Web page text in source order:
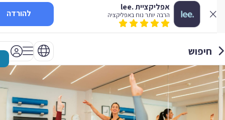
אפליקציית .lee
הרבה יותר נוח באפליקציה להורדה
חיפוש